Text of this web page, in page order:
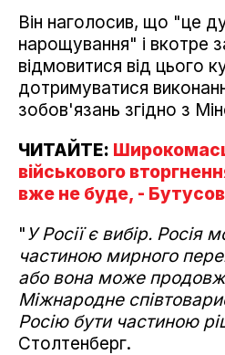
Він наголосив, що "це
нарощування" і вкотре
відмовитися від цього
дотримуватися
зобов'язань згідно з
ЧИТАЙТЕ:
військового
вже не буде, - Бутусов
"У Росії є вибір. Росія
частиною мирного
або вона може
Міжнародне
Росію бути частиною
Столтенберг.